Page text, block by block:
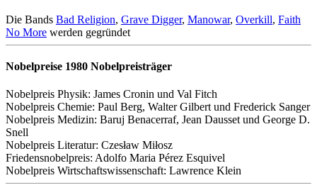
Die Bands Bad Religion, Grave Digger, Manowar, Overkill, Faith
No More werden gegründet
Nobelpreise 1980 Nobelpreisträger
Nobelpreis Physik: James Cronin und Val Fitch
Nobelpreis Chemie: Paul Berg, Walter Gilbert und Frederick Sanger
Nobelpreis Medizin: Baruj Benacerraf, Jean Dausset und George D.
Snell
Nobelpreis Literatur: Czesław Miłosz
Friedensnobelpreis: Adolfo Maria Pérez Esquivel
Nobelpreis Wirtschaftswissenschaft: Lawrence Klein